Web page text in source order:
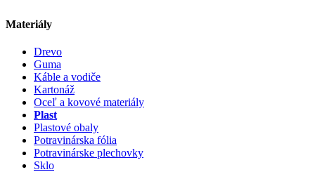
Materiály
Drevo
Guma
Káble a vodiče
Kartonáž
Oceľ a kovové materiály
Plast
Plastové obaly
Potravinárska fólia
Potravinárske plechovky
Sklo